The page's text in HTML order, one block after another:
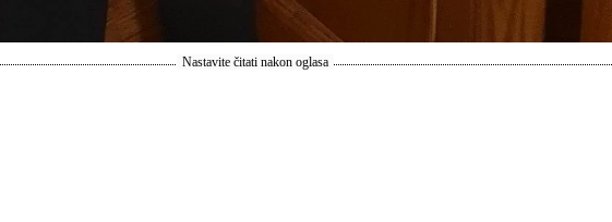
Nastavite čitati nakon oglasa